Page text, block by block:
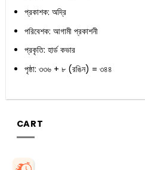
প্রকাশক: অদ্রি
পরিবেশক: আগামী প্রকাশনী
প্রকৃতি: হার্ড কভার
পৃষ্ঠা: ৩৩৬ + ৮ (রঙিন) = ৩৪৪
CART